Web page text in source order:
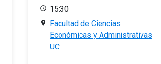
15:30
Facultad de Ciencias
Económicas y Administrativas
UC